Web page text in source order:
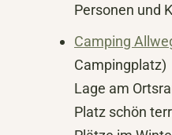
Personen und
Camping
Campingplatz)
Lage am
Platz schön